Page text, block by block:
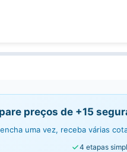
preços de +15
uma vez, receba várias
4 etapas